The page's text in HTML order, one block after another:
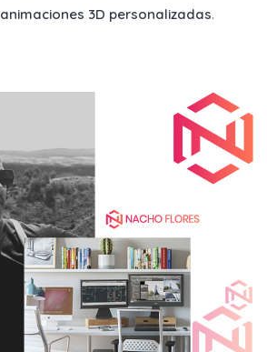
animaciones 3D personalizadas.